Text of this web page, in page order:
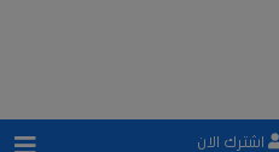
اشترك الان